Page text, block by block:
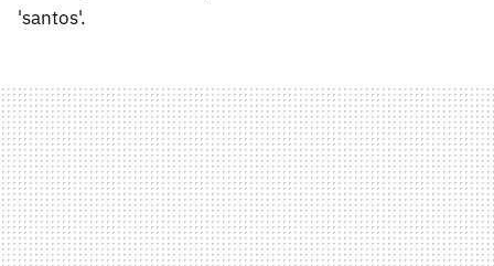
'santos'.